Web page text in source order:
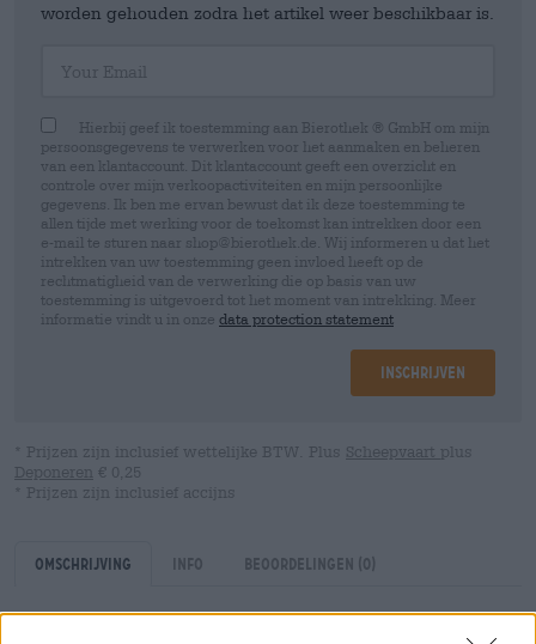
worden gehouden zodra het artikel weer beschikbaar is.
Hierbij geef ik toestemming aan Bierothek ® GmbH om mijn
persoonsgegevens te verwerken voor het aanmaken en beheren
van een klantaccount. Dit klantaccount geeft een overzicht en
controle over mijn verkoopactiviteiten en mijn persoonlijke
gegevens. Ik ben me ervan bewust dat ik deze toestemming te
allen tijde met werking voor de toekomst kan intrekken door een
e-mail te sturen naar shop@bierothek.de. Wij informeren u dat het
intrekken van uw toestemming geen invloed heeft op de
rechtmatigheid van de verwerking die op basis van uw
toestemming is uitgevoerd tot het moment van intrekking. Meer
informatie vindt u in onze data protection statement
Inschrijven
* Prijzen zijn inclusief wettelijke BTW. Plus Scheepvaart plus
Deponeren € 0,25
* Prijzen zijn inclusief accijns
Omschrijving Info Beoordelingen (0)